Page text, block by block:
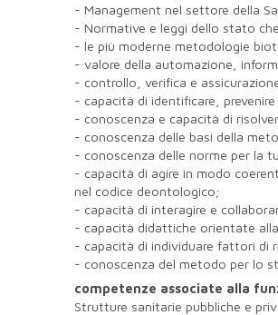
- Management nel settore della
- Normative e leggi dello stato
- le più moderne metodologie
- valore della automazione,
- controllo, verifica e
- capacità di identificare,
- conoscenza e capacità di
- conoscenza delle basi della
- conoscenza delle norme per la
- capacità di agire in modo
nel codice deontologico;
- capacità di interagire e
- capacità didattiche orientate
- capacità di individuare fattori di
- conoscenza del metodo per lo
competenze associate alla
Strutture sanitarie pubbliche e